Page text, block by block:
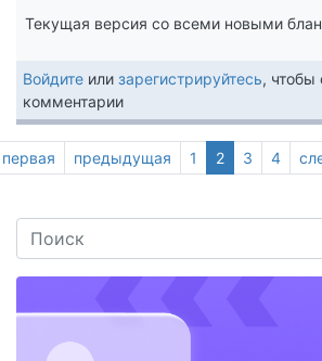
Текущая версия со всеми новыми
Войдите или зарегистрируйтесь, чтобы
комментарии
Первая
страница
первая
Предыдущая
страница
предыдущая Page
1
Текущая
страница
2 Page
3 Page
4